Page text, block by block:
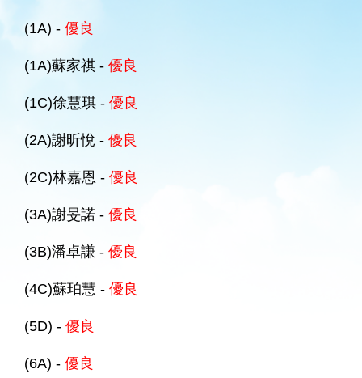
(1A) - 優良
(1A)蘇家祺 - 優良
(1C)徐慧琪 - 優良
(2A)謝昕悅 - 優良
(2C)林嘉恩 - 優良
(3A)謝旻諾 - 優良
(3B)潘卓謙 - 優良
(4C)蘇珀慧 - 優良
(5D) - 優良
(6A) - 優良